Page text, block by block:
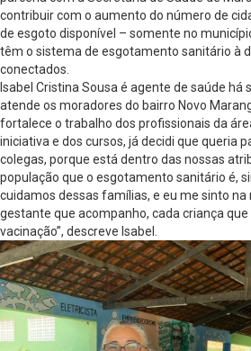
contribuir com o aumento do número de
de esgoto disponível – somente no
têm o sistema de esgotamento sanitário à
conectados.
Isabel Cristina Sousa é agente de saúde há
atende os moradores do bairro Novo
fortalece o trabalho dos profissionais da
iniciativa e dos cursos, já decidi que queria
colegas, porque está dentro das nossas
população que o esgotamento sanitário é,
cuidamos dessas famílias, e eu me sinto na
gestante que acompanho, cada criança
vacinação”, descreve Isabel.